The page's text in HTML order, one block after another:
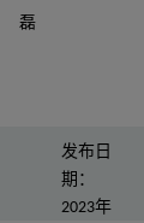
磊
发布日
期：
2023年